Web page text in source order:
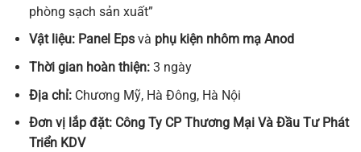
phòng sạch sản xuất”
Vật liệu: Panel Epsvà phụ kiện nhôm mạ Anod
Thời gian hoàn thiện:3 ngày
Địa chỉ:Chương Mỹ, Hà Đông, Hà Nội
Đơn vị lắp đặt: Công Ty CP Thương Mại Và Đầu Tư Phát
Triển KDV